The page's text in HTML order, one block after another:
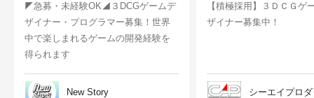
◤急募・未経験OK◢３DCGゲームデ
ザイナー・プログラマー募集！世界
中で楽しまれるゲームの開発経験を
得られます
New Story
【積極採用】３ＤＣＧゲ
ザイナー募集中！
シーエイプロ